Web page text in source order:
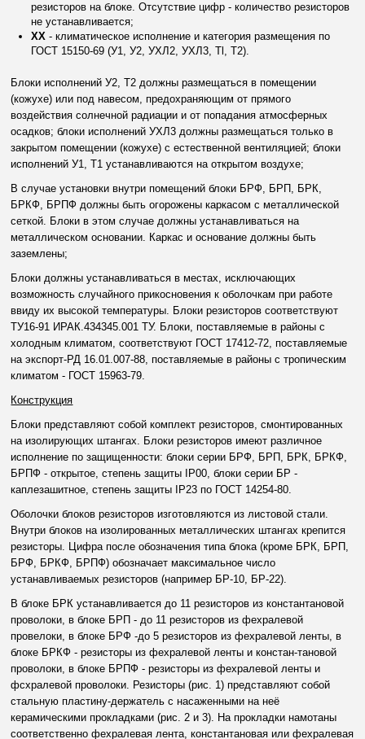
резисторов на блоке. Отсутствие цифр - количество резисторов
не устанавливается;
XX - климатическое исполнение и категория размещения по
ГОСТ 15150-69 (У1, У2, УХЛ2, УХЛ3, Tl, T2).
Блоки исполнений У2, Т2 должны размещаться в помещении
(кожухе) или под навесом, предохраняющим от прямого
воздействия солнечной радиации и от попадания атмосферных
осадков; блоки исполнений УХЛ3 должны размещаться только в
закрытом помещении (кожухе) с естественной вентиляцией; блоки
исполнений У1, Т1 устанавливаются на открытом воздухе;
В случае установки внутри помещений блоки БРФ, БРП, БРК,
БРКФ, БРПФ должны быть огорожены каркасом с металлической
сеткой. Блоки в этом случае должны устанавливаться на
металлическом основании. Каркас и основание должны быть
заземлены;
Блоки должны устанавливаться в местах, исключающих
возможность случайного прикосновения к оболочкам при работе
ввиду их высокой температуры. Блоки резисторов соответствуют
ТУ16-91 ИРАК.434345.001 ТУ. Блоки, поставляемые в районы с
холодным климатом, соответствуют ГОСТ 17412-72, поставляемые
на экспорт-РД 16.01.007-88, поставляемые в районы с тропическим
климатом - ГОСТ 15963-79.
Конструкция
Блоки представляют собой комплект резисторов, смонтированных
на изолирующих штангах. Блоки резисторов имеют различное
исполнение по защищенности: блоки серии БРФ, БРП, БРК, БРКФ,
БРПФ - открытое, степень защиты IP00, блоки серии БР -
каплезашитное, степень защиты IP23 по ГОСТ 14254-80.
Оболочки блоков резисторов изготовляются из листовой стали.
Внутри блоков на изолированных металлических штангах крепится
резисторы. Цифра после обозначения типа блока (кроме БРК, БРП,
БРФ, БРКФ, БРПФ) обозначает максимальное число
устанавливаемых резисторов (например БР-10, БР-22).
В блоке БРК устанавливается до 11 резисторов из константановой
проволоки, в блоке БРП - до 11 резисторов из фехралевой
провелоки, в блоке БРФ -до 5 резисторов из фехралевой ленты, в
блоке БРКФ - резисторы из фехралевой ленты и констан-тановой
проволоки, в блоке БРПФ - резисторы из фехралевой ленты и
фсхралевой проволоки. Резисторы (рис. 1) представляют собой
стальную пластину-держатель с насаженными на неё
керамическими прокладками (рис. 2 и 3). На прокладки намотаны
соответственно фехралевая лента, константановая или фехралевая